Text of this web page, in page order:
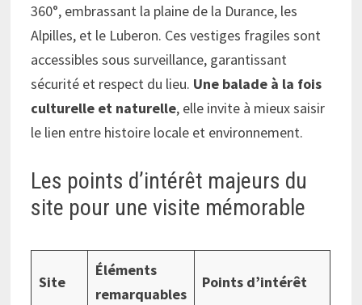
360°, embrassant la plaine de la Durance, les
Alpilles, et le Luberon. Ces vestiges fragiles sont
accessibles sous surveillance, garantissant
sécurité et respect du lieu. Une balade à la fois
culturelle et naturelle, elle invite à mieux saisir
le lien entre histoire locale et environnement.
Les points d’intérêt majeurs du
site pour une visite mémorable
Site
Éléments
remarquables
Points d’intérêt